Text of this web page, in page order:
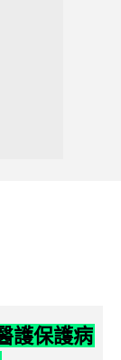
護保護病